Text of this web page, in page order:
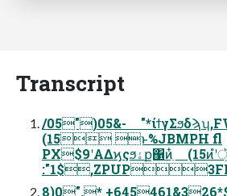
Transcript
/05")05&-
(15 ͱ%JBMPH fl
PX$9ʹΑΔϗςϧۀք΁ͷֵ໋ (15ͷํʹॏ͖Λஔ͍ͯ·͢
8)0".*